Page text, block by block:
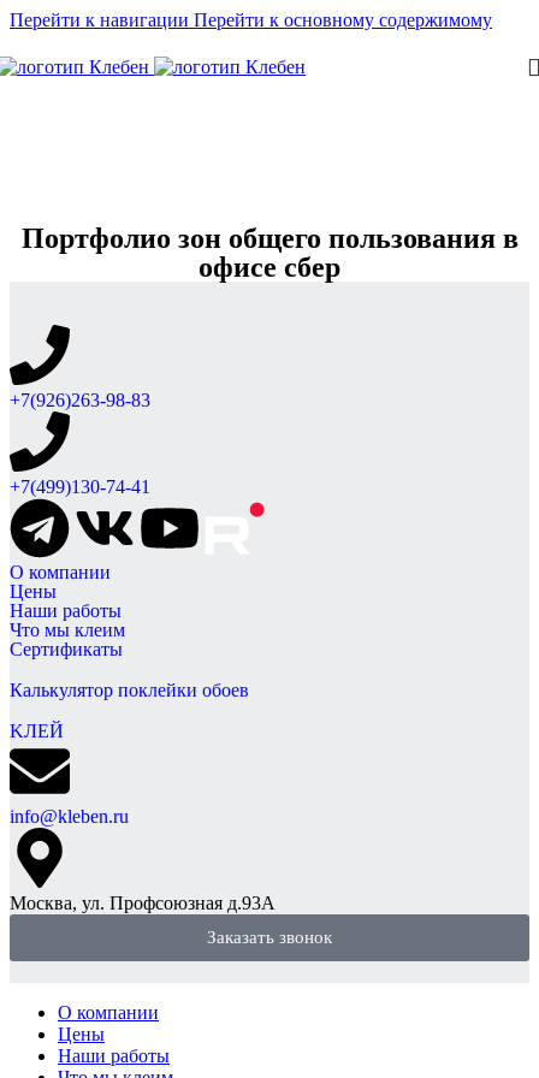
Перейти к навигации Перейти к основному содержимому
Портфолио зон общего пользования в
офисе сбер
+7(926)263-98-83
+7(499)130-74-41
О компании
Цены
Наши работы
Что мы клеим
Сертификаты
Калькулятор поклейки обоев
KЛЕЙ
info@kleben.ru
Москва, ул. Профсоюзная д.93А
Заказать звонок
О компании
Цены
Наши работы